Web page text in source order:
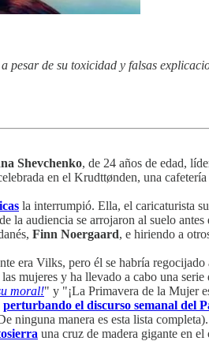
pesar de su toxicidad y falsas
Shevchenko, de 24 años de edad,
en el Krudttønden, una
la interrumpió. Ella, el caricaturista
la audiencia se arrojaron al suelo
Finn Noergaard, e hiriendo a
era Vilks, pero él se habría
mujeres y ha llevado a cabo una
moral!" y "¡La Primavera de la Mujer
perturbando el discurso semanal del
ninguna manera es esta lista
una cruz de madera gigante en